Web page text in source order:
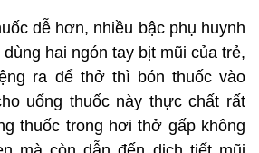
dễ hơn, nhiều bậc phụ huynh
hai ngón tay bịt mũi của trẻ,
ra để thở thì bón thuốc vào
uống thuốc này thực chất rất
thuốc trong hơi thở gấp không